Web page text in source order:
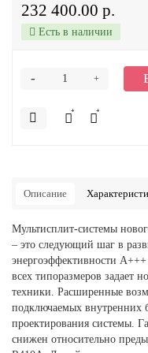
232 400.00 р.
Есть в наличии
+
-
Описание
Мультисплит-системы
– это следующий шаг в
энергоэффективности
всех типоразмеров задает
техники. Расширенные
подключаемых внутренних
проектирования системы.
снижен относительно